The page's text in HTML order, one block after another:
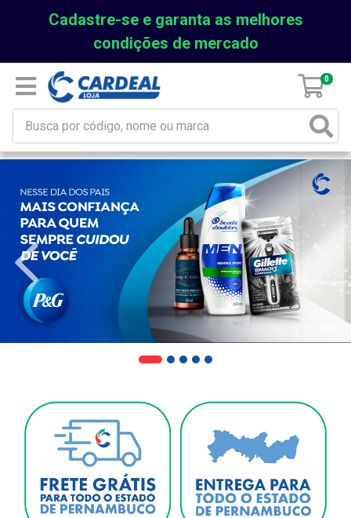
Cadastre-se e garanta as melhores
condições de mercado
0